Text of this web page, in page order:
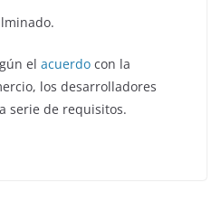
el acuerdo con la
los desarrolladores
serie de requisitos.